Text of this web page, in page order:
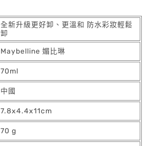
全新升級更好卸、更溫和 防水彩妝輕鬆
卸
Maybelline 媚比琳
70ml
中國
7.8x4.4x11cm
70 g